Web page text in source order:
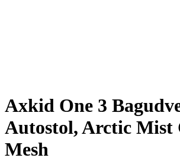
Axkid One 3
Autostol, Arctic Mist
Mesh